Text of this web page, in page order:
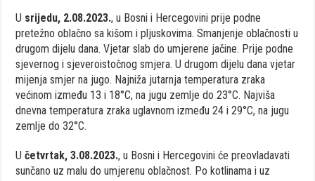
U srijedu, 2.08.2023., u Bosni i Hercegovini prije podne
pretežno oblačno sa kišom i pljuskovima. Smanjenje oblačnosti u
drugom dijelu dana. Vjetar slab do umjerene jačine. Prije podne
sjevernog i sjeveroistočnog smjera. U drugom dijelu dana vjetar
mijenja smjer na jugo. Najniža jutarnja temperatura zraka
većinom između 13 i 18°C, na jugu zemlje do 23°C. Najviša
dnevna temperatura zraka uglavnom između 24 i 29°C, na jugu
zemlje do 32°C.
Učetvrtak, 3.08.2023., u Bosni i Hercegovini će preovladavati
sunčano uz malu do umjerenu oblačnost. Po kotlinama i uz